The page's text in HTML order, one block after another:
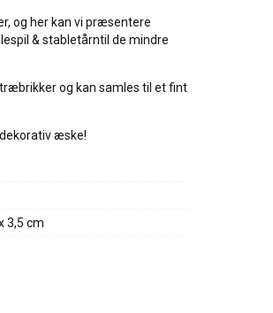
og her kan vi præsentere
& stabletårntil de mindre
og kan samles til et fint
æske!
3,5 cm